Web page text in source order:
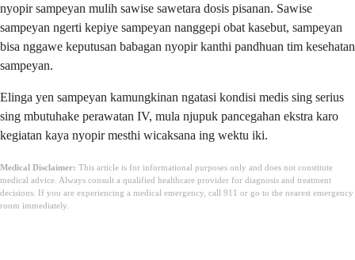
nyopir sampeyan mulih sawise sawetara dosis pisanan. Sawise
sampeyan ngerti kepiye sampeyan nanggepi obat kasebut, sampeyan
bisa nggawe keputusan babagan nyopir kanthi pandhuan tim kesehatan
sampeyan.
Elinga yen sampeyan kamungkinan ngatasi kondisi medis sing serius
sing mbutuhake perawatan IV, mula njupuk pancegahan ekstra karo
kegiatan kaya nyopir mesthi wicaksana ing wektu iki.
Medical Disclaimer: This article is for informational purposes only and does not constitute
medical advice. Always consult a qualified healthcare provider for diagnosis and treatment
decisions. If you are experiencing a medical emergency, call 911 or go to the nearest emergency
room immediately.